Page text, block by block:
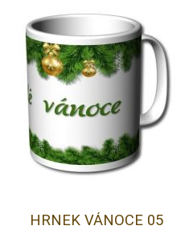
HRNEK VÁNOCE 05